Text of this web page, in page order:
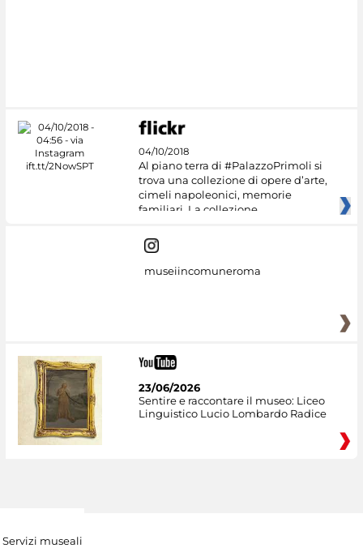
04/10/2018
Al piano terra di #PalazzoPrimoli si
trova una collezione di opere d’arte,
cimeli napoleonici, memorie
familiari. La collezione
museiincomuneroma
23/06/2026
Sentire e raccontare il museo: Liceo
Linguistico Lucio Lombardo Radice
Servizi museali